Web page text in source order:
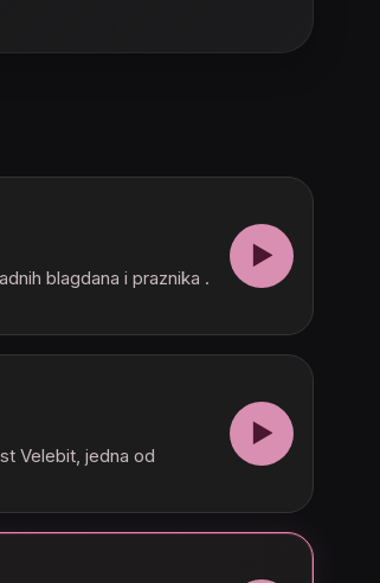
blagdana i praznika .
▶
Velebit, jedna od
▶